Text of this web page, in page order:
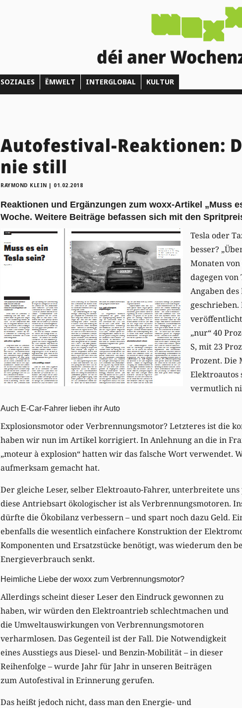
déi aner
SOZIALES ËMWELT INTERGLOBAL KULTUR
Autofestival-Reaktionen:
nie still
RAYMOND KLEIN | 01.02.2018
Reaktionen und Ergänzungen zum woxx-Artikel „Muss
Woche. Weitere Beiträge befassen sich mit den
Tesla oder
besser?
Monaten
dagegen von
Angaben
„nur“ 40
S, mit 23
Prozent. Die
Elektroautos
vermutlich
Auch E-Car-Fahrer lieben ihr Auto
Explosionsmotor oder Verbrennungsmotor? Letzteres ist die
haben wir nun im Artikel korrigiert. In Anlehnung an die in
„moteur à explosion“ hatten wir das falsche Wort verwendet.
aufmerksam gemacht hat.
Der gleiche Leser, selber Elektroauto-Fahrer, unterbreitete
diese Antriebsart ökologischer ist als Verbrennungsmotoren.
dürfte die Ökobilanz verbessern – und spart noch dazu Geld.
ebenfalls die wesentlich einfachere Konstruktion der
Komponenten und Ersatzstücke benötigt, was wiederum den
Energieverbrauch senkt.
Heimliche Liebe der woxx zum Verbrennungsmotor?
Allerdings scheint dieser Leser den Eindruck gewonnen zu
haben, wir würden den Elektroantrieb schlechtmachen und
die Umweltauswirkungen von Verbrennungsmotoren
verharmlosen. Das Gegenteil ist der Fall. Die Notwendigkeit
eines Ausstiegs aus Diesel- und Benzin-Mobilität – in dieser
Reihenfolge – wurde Jahr für Jahr in unseren Beiträgen
zum Autofestival in Erinnerung gerufen.
Das heißt jedoch nicht, dass man den Energie- und